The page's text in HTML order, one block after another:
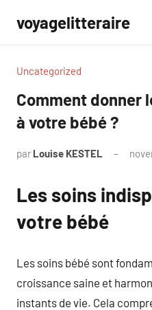
contenu
voyagelitteraire
Uncategorized
Comment donner
à votre bébé ?
par Louise KESTEL
Les soins
votre bébé
Les soins bébé sont
croissance saine et
instants de vie. Cela